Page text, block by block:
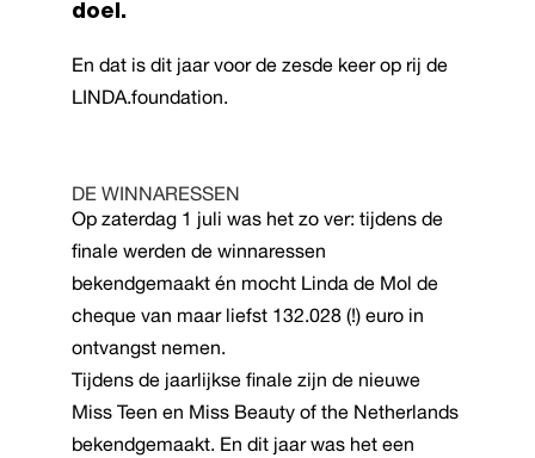
doel.
En dat is dit jaar voor de zesde keer op rij de
LINDA.foundation.
DE WINNARESSEN
Op zaterdag 1 juli was het zo ver: tijdens de
finale werden de winnaressen
bekendgemaakt én mocht Linda de Mol de
cheque van maar liefst 132.028 (!) euro in
ontvangst nemen.
Tijdens de jaarlijkse finale zijn de nieuwe
Miss Teen en Miss Beauty of the Netherlands
bekendgemaakt. En dit jaar was het een